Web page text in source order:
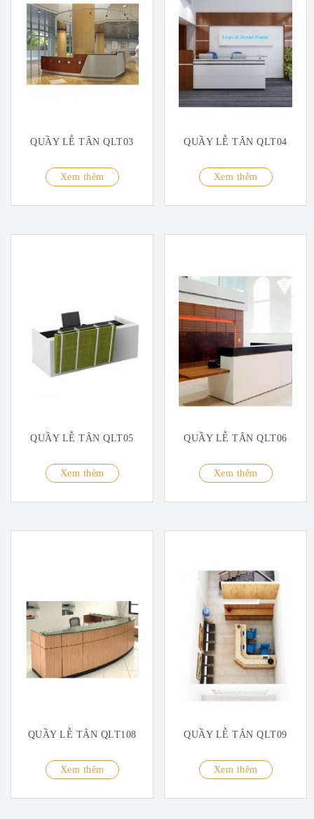
QUẦY LỄ TÂN QLT03
Xem thêm
QUẦY LỄ TÂN QLT04
Xem thêm
QUẦY LỄ TÂN QLT05
Xem thêm
QUẦY LỄ TÂN QLT06
Xem thêm
QUẦY LỄ TÂN QLT108
Xem thêm
QUẦY LỄ TÂN QLT09
Xem thêm